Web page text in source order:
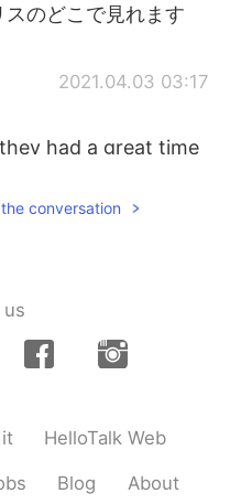
スのどこで見れます
2021.04.03 03:17
had a great time
2021.04.03 03:14
🌸☀️
2021.04.03 03:13
of my favourite
conversation
us
HelloTalk Web
Blog About